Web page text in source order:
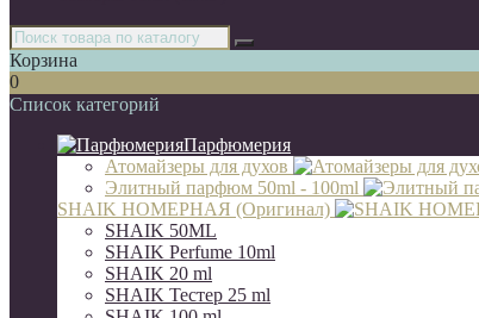
Корзина
0
Список категорий
Парфюмерия
Атомайзеры для духов
Элитный парфюм 50ml - 100ml
SHAIK НОМЕРНАЯ (Оригинал)
SHAIK 50ML
SHAIK Perfume 10ml
SHAIK 20 ml
SHAIK Тестер 25 ml